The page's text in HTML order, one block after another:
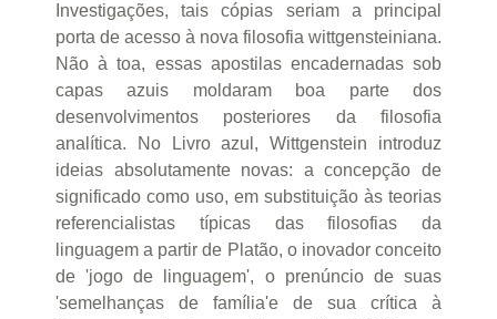
Investigações, tais cópias seriam a principal
porta de acesso à nova filosofia wittgensteiniana.
Não à toa, essas apostilas encadernadas sob
capas azuis moldaram boa parte dos
desenvolvimentos posteriores da filosofia
analítica. No Livro azul, Wittgenstein introduz
ideias absolutamente novas: a concepção de
significado como uso, em substituição às teorias
referencialistas típicas das filosofias da
linguagem a partir de Platão, o inovador conceito
de 'jogo de linguagem', o prenúncio de suas
'semelhanças de família'e de sua crítica à